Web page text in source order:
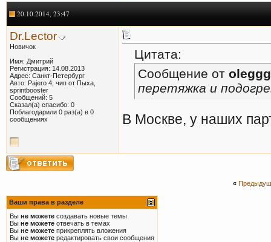
20.10.2014, 23:47
Dr.Lector
Новичок
Имя: Дмитрий
Регистрация: 14.08.2013
Адрес: Санкт-Петербург
Авто: Pajero 4, чип от Пыха,
sprintbooster
Сообщений: 5
Сказал(а) спасибо: 0
Поблагодарили 0 раз(а) в 0
сообщениях
Цитата:
Сообщение от
перетяжка и
В Москве, у наших
«
Ваши права в разделе
Вы не можете создавать новые темы
Вы не можете отвечать в темах
Вы не можете прикреплять вложения
Вы не можете редактировать свои сообщения